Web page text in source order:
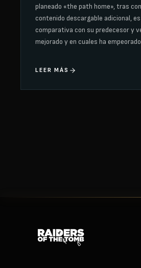
planeado «the path home», tras
contenido descargable adicional,
comparativa con su predecesor y
mejorado y en cuales ha
LEER MÁS